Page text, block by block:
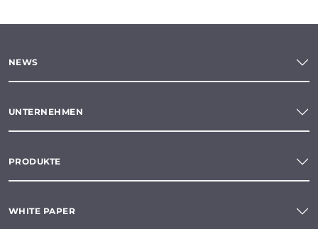
NEWS
UNTERNEHMEN
PRODUKTE
WHITE PAPER